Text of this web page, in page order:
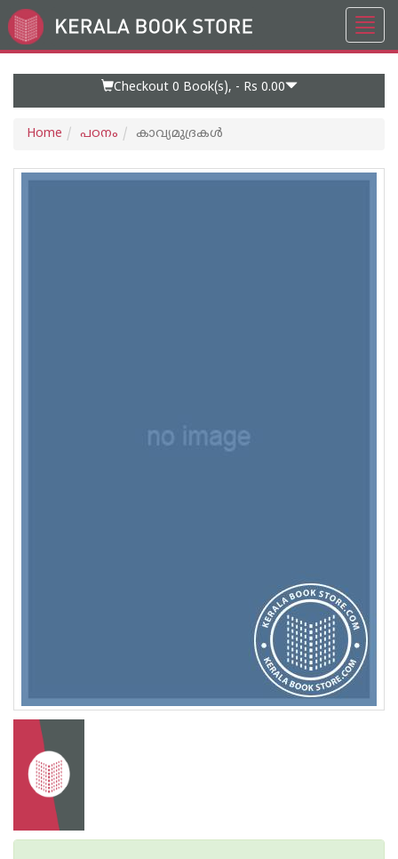
Go
to
Checkout 0 Book(s), - Rs 0.00
Home പഠനം കാവ്യമുദ്രകള്‍